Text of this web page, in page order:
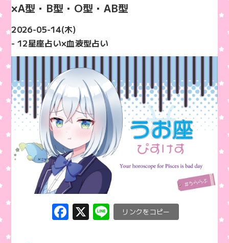
×A型・B型・O型・AB型
2026-05-14(木)
- 12星座占い×血液型占い
F
a
X Li
n
C
o